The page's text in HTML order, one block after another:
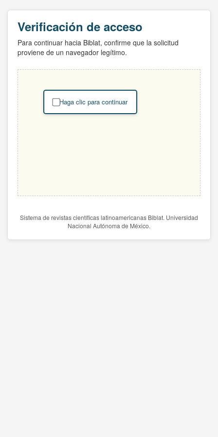
Verificación de acceso
Para continuar hacia Biblat, confirme que la solicitud
proviene de un navegador legítimo.
Haga clic para continuar
Sistema de revistas científicas latinoamericanas Biblat. Universidad
Nacional Autónoma de México.